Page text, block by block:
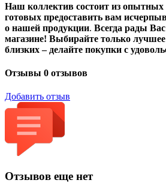
Наш коллектив состоит из опытных
готовых предоставить вам
о нашей продукции. Всегда рады
магазине! Выбирайте только
близких – делайте покупки с
Отзывы 0 отзывов
Добавить отзыв
Отзывов еще нет